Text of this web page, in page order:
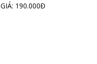
GIÁ: 190.000Đ